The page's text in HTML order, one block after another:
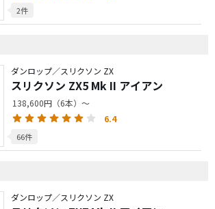
2件
ダンロップ／スリクソン ZX
スリクソン ZX5 Mk II アイアン
138,600円（6本）～
6.4
66件
ダンロップ／スリクソン ZX